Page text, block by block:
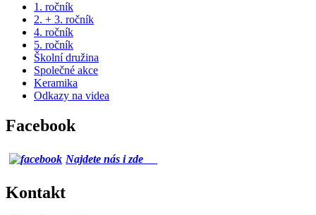
1. ročník
2. + 3. ročník
4. ročník
5. ročník
Školní družina
Společné akce
Keramika
Odkazy na videa
Facebook
Najdete nás i zde
Kontakt